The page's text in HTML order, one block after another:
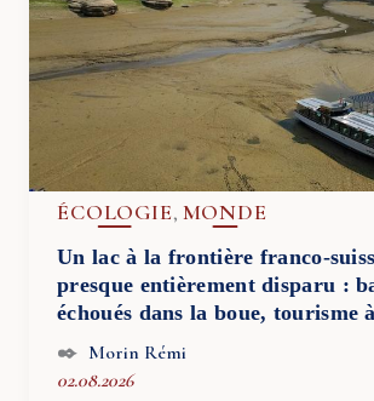
ÉCOLOGIE, MONDE
Un lac à la frontière franco-
presque entièrement disparu :
échoués dans la boue, tourisme
Morin Rémi
02.08.2026